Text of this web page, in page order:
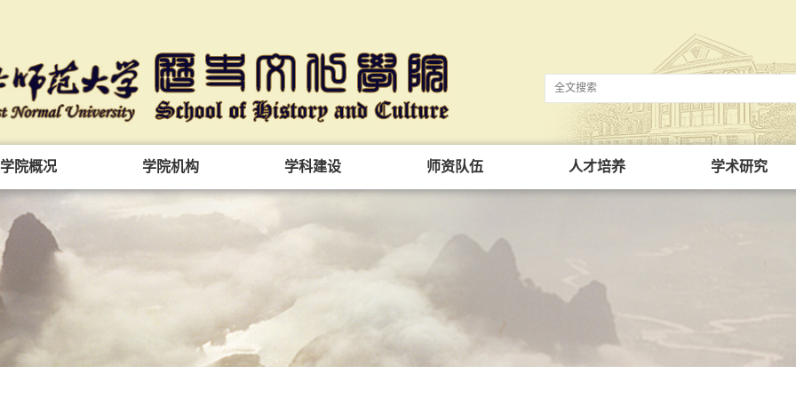
学院概况 学院机构 学科建设 师资队伍 人才培养 学术研究